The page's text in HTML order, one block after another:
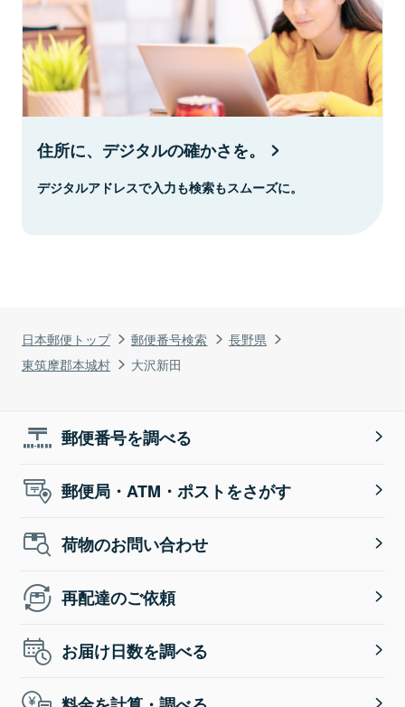
日本郵便トップ 郵便番号検索
長野県
東筑摩郡本城村
大沢新田
住所に、デジタルの確かさを。
デジタルアドレスで入力も検索もスムーズに。
郵便番号を調べる
郵便局・ATM・ポストをさがす
荷物のお問い合わせ
再配達のご依頼
お届け日数を調べる